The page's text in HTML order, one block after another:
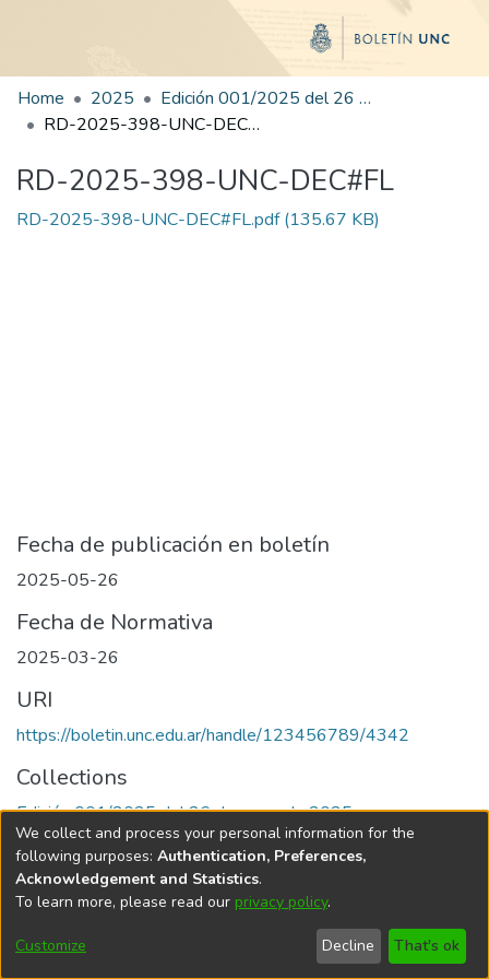
Home 2025
Edición 001/2025 del 26 de mayo de 2025
RD-2025-398-UNC-DEC#FL
RD-2025-398-UNC-DEC#FL
RD-2025-398-UNC-DEC#FL.pdf(135.67 KB)
Fecha de publicación en boletín
2025-05-26
Fecha de Normativa
2025-03-26
URI
https://boletin.unc.edu.ar/handle/123456789/4342
Collections
Edición 001/2025 del 26 de mayo de 2025
Universidad Nacional de Córdoba
We collect and process your personal information for the
following purposes: Authentication, Preferences,
Acknowledgement and Statistics.
To learn more, please read our privacy policy.
Customize Decline That's ok